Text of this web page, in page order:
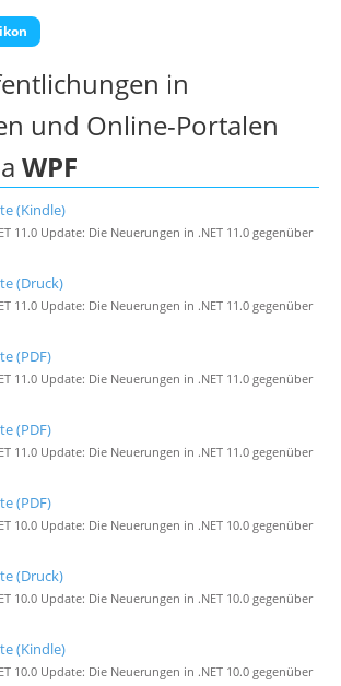
in
und Online-Portalen
WPF
(Kindle)
11.0 Update: Die Neuerungen in .NET 11.0 gegenüber
(Druck)
11.0 Update: Die Neuerungen in .NET 11.0 gegenüber
(PDF)
11.0 Update: Die Neuerungen in .NET 11.0 gegenüber
(PDF)
11.0 Update: Die Neuerungen in .NET 11.0 gegenüber
(PDF)
10.0 Update: Die Neuerungen in .NET 10.0 gegenüber
(Druck)
10.0 Update: Die Neuerungen in .NET 10.0 gegenüber
(Kindle)
10.0 Update: Die Neuerungen in .NET 10.0 gegenüber